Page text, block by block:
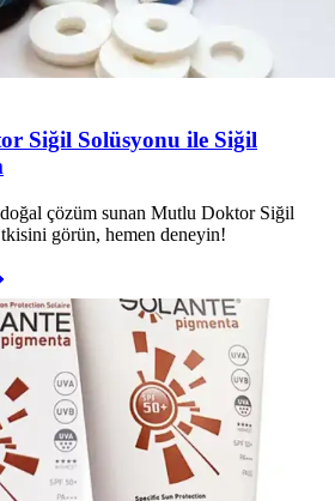
Siğil Solüsyonu ile Siğil
doğal çözüm sunan Mutlu Doktor Siğil
görün, hemen deneyin!